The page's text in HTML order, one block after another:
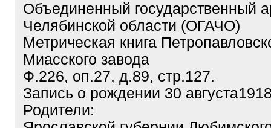
Объединенный государственный
Челябинской области (ОГАЧО)
Метрическая книга
Миасского завода
Ф.226, оп.27, д.89, стр.127.
Запись о рождении 30
Родители: